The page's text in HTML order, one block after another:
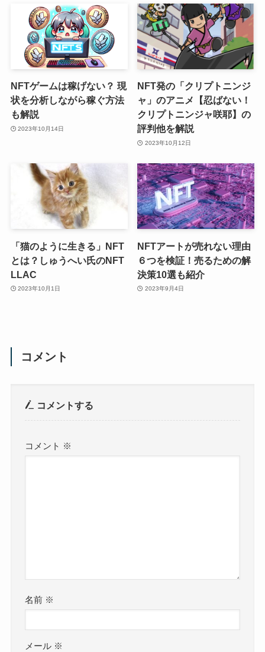
NFTゲームは稼げない？ 現
状を分析しながら稼ぐ方法
も解説
2023年10月14日
NFT発の「クリプトニンジ
ャ」のアニメ【忍ばない！
クリプトニンジャ咲耶】の
評判他を解説
2023年10月12日
「猫のように生きる」NFT
とは？しゅうへい氏のNFT
LLAC
2023年10月1日
NFTアートが売れない理由
６つを検証！売るための解
決策10選も紹介
2023年9月4日
コメント
コメントする
コメント ※
名前 ※
メール ※